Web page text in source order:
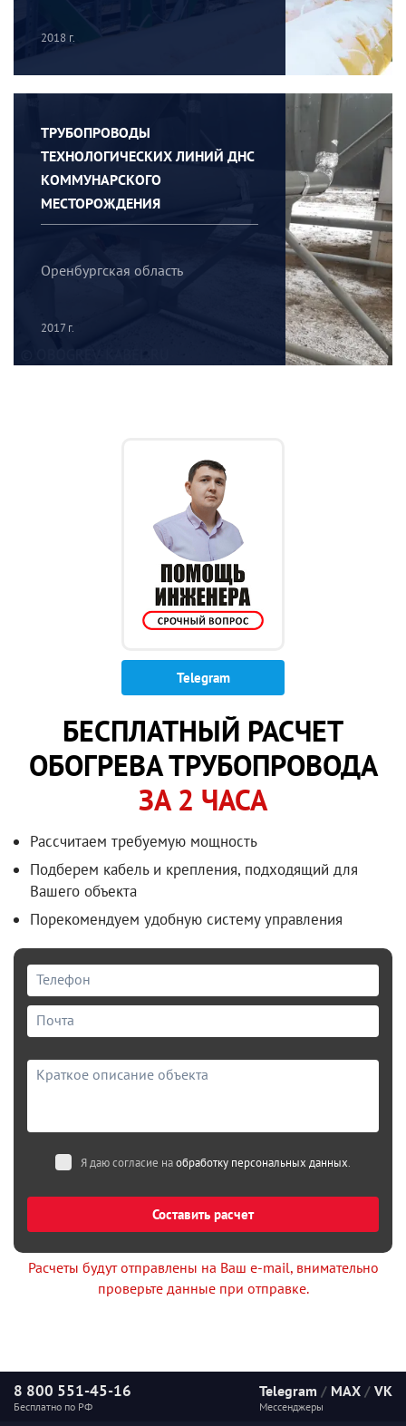
2018 г.
ТРУБОПРОВОДЫ
ТЕХНОЛОГИЧЕСКИХ ЛИНИЙ ДНС
КОММУНАРСКОГО
МЕСТОРОЖДЕНИЯ
Оренбургская область
2017 г.
Telegram
БЕСПЛАТНЫЙ РАСЧЕТ
ОБОГРЕВА ТРУБОПРОВОДА
ЗА 2 ЧАСА
Рассчитаем требуемую мощность
Подберем кабель и крепления, подходящий для
Вашего объекта
Порекомендуем удобную систему управления
Составить расчет
Я даю согласие наобработку персональных данных.
Расчеты будут отправлены на Ваш e-mail, внимательно
проверьте данные при отправке.
8 800 551-45-16
Бесплатно по РФ
Telegram / MAX / VK
Мессенджеры